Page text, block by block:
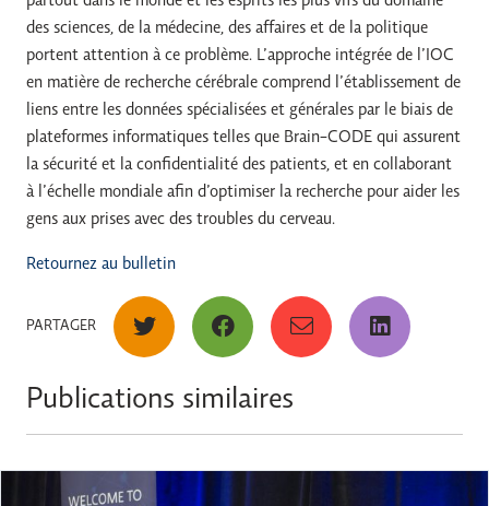
des sciences, de la médecine, des affaires et de la politique
portent attention à ce problème. L’approche intégrée de l’IOC
en matière de recherche cérébrale comprend l’établissement de
liens entre les données spécialisées et générales par le biais de
plateformes informatiques telles que Brain-CODE qui assurent
la sécurité et la confidentialité des patients, et en collaborant
à l’échelle mondiale afin d’optimiser la recherche pour aider les
gens aux prises avec des troubles du cerveau.
Retournez au bulletin
PARTAGER
Publications similaires